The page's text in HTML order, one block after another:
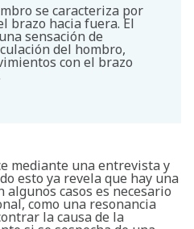
se caracteriza por
brazo hacia fuera. El
sensación de
del hombro,
con el brazo
mediante una entrevista y
esto ya revela que hay una
casos es necesario
como una resonancia
la causa de la